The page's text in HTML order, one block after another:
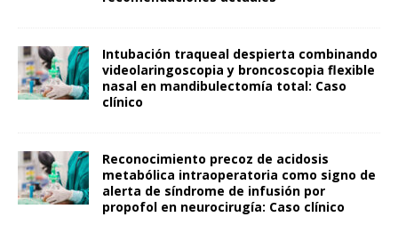
Intubación traqueal despierta combinando
videolaringoscopia y broncoscopia flexible
nasal en mandibulectomía total: Caso
clínico
Reconocimiento precoz de acidosis
metabólica intraoperatoria como signo de
alerta de síndrome de infusión por
propofol en neurocirugía: Caso clínico